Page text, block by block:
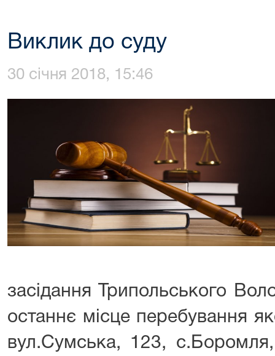
Виклик до суду
30 січня 2018, 15:46
засідання Трипольського
останнє місце перебування
вул.Сумська, 123,